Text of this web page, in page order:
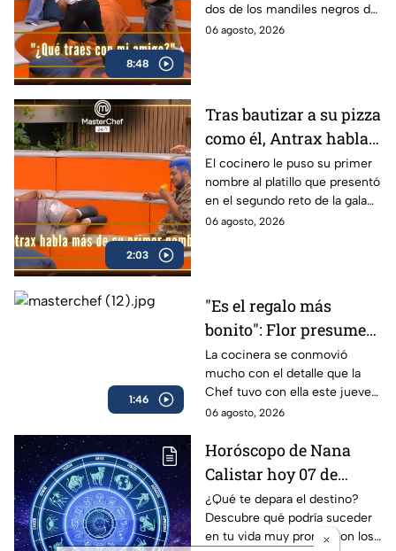
8:48
almohadas en
MasterChef 24/7
dos de los mandiles negros de
la gala del 6 de agosto
06 agosto, 2026
2:03
Tras bautizar a su pizza
como él, Antrax habla
más de su primer
nombre en MasterChef
24/7 (VIDEO)
El cocinero le puso su primer
nombre al platillo que presentó
en el segundo reto de la gala
de mandiles negros
06 agosto, 2026
1:46
"Es el regalo más
bonito": Flor presume
llorando el obsequio
que le hizo la Chef
Zahie en MasterChef
24/7 (VIDEO)
La cocinera se conmovió
mucho con el detalle que la
Chef tuvo con ella este jueves
de delantales negros en
06 agosto, 2026
Horóscopo de Nana
Calistar hoy 07 de
agosto; estos signos
podrían dejar de estar
solteros más pronto de
¿Qué te depara el destino?
Descubre qué podría suceder
en tu vida muy pronto con los